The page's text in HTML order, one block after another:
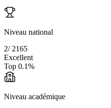
Niveau national
2/ 2165
Excellent
Top 0.1%
Niveau académique